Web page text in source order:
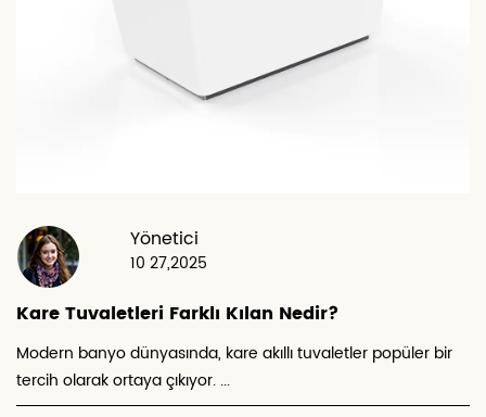
Yönetici
10 27,2025
Kare Tuvaletleri Farklı Kılan Nedir?
Modern banyo dünyasında, kare akıllı tuvaletler popüler bir
tercih olarak ortaya çıkıyor. ...